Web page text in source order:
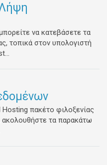
να κατεβάσετε τα
τοπικά στον υπολογιστή
πακέτο φιλοξενίας
ακολουθήστε τα παρακάτω